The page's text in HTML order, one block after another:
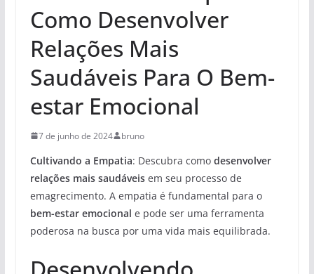
Como Desenvolver
Relações Mais
Saudáveis Para O Bem-
estar Emocional
7 de junho de 2024 bruno
Cultivando a Empatia: Descubra como desenvolver
relações mais saudáveisem seu processo de
emagrecimento. A empatia é fundamental para o
bem-estar emocional e pode ser uma ferramenta
poderosa na busca por uma vida mais equilibrada.